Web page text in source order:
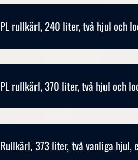
PL rullkärl, 240 liter, två hjul och
PL rullkärl, 370 liter, två hjul och
Rullkärl, 373 liter, två vanliga